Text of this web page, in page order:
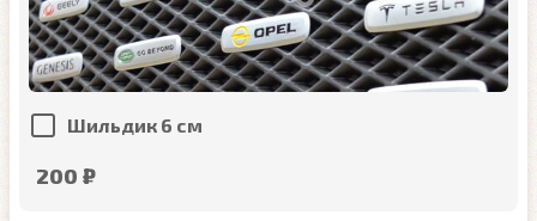
Шильдик 6 см
200 ₽